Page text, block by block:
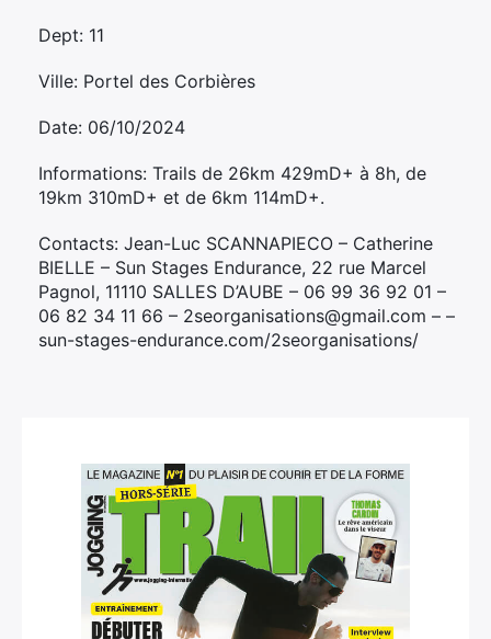
Dept: 11
Ville: Portel des Corbières
Date: 06/10/2024
Informations: Trails de 26km 429mD+ à 8h, de
19km 310mD+ et de 6km 114mD+.
Contacts: Jean-Luc SCANNAPIECO – Catherine
BIELLE – Sun Stages Endurance, 22 rue Marcel
Pagnol, 11110 SALLES D’AUBE – 06 99 36 92 01 –
06 82 34 11 66 – 2seorganisations@gmail.com – –
sun-stages-endurance.com/2seorganisations/